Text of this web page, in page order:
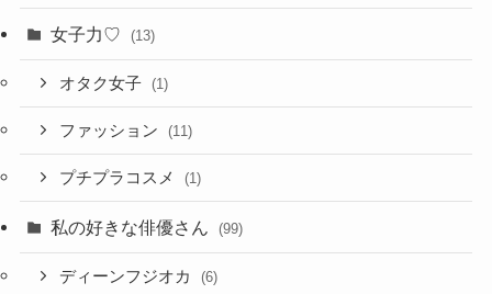
女子力♡ (13)
オタク女子 (1)
ファッション (11)
プチプラコスメ (1)
私の好きな俳優さん (99)
ディーンフジオカ (6)